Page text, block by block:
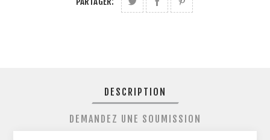
DESCRIPTION
DEMANDEZ UNE SOUMISSION